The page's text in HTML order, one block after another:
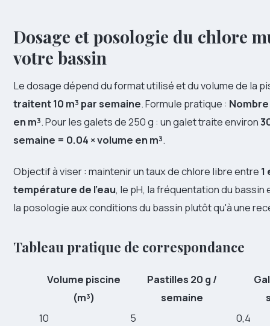
Dosage et posologie du chlore
votre bassin
Le dosage dépend du format utilisé et du volume de la
traitent 10 m³ par semaine. Formule pratique :
en m³. Pour les galets de 250 g : un galet traite environ
semaine = 0.04 × volume en m³.
Objectif à viser : maintenir un taux de chlore libre entre 1
température de l'eau, le pH, la fréquentation du
la posologie aux conditions du bassin plutôt qu'à une
Tableau pratique de correspondance
Volume piscine
(m³)
Pastilles 20 g /
semaine
10
5
0,4